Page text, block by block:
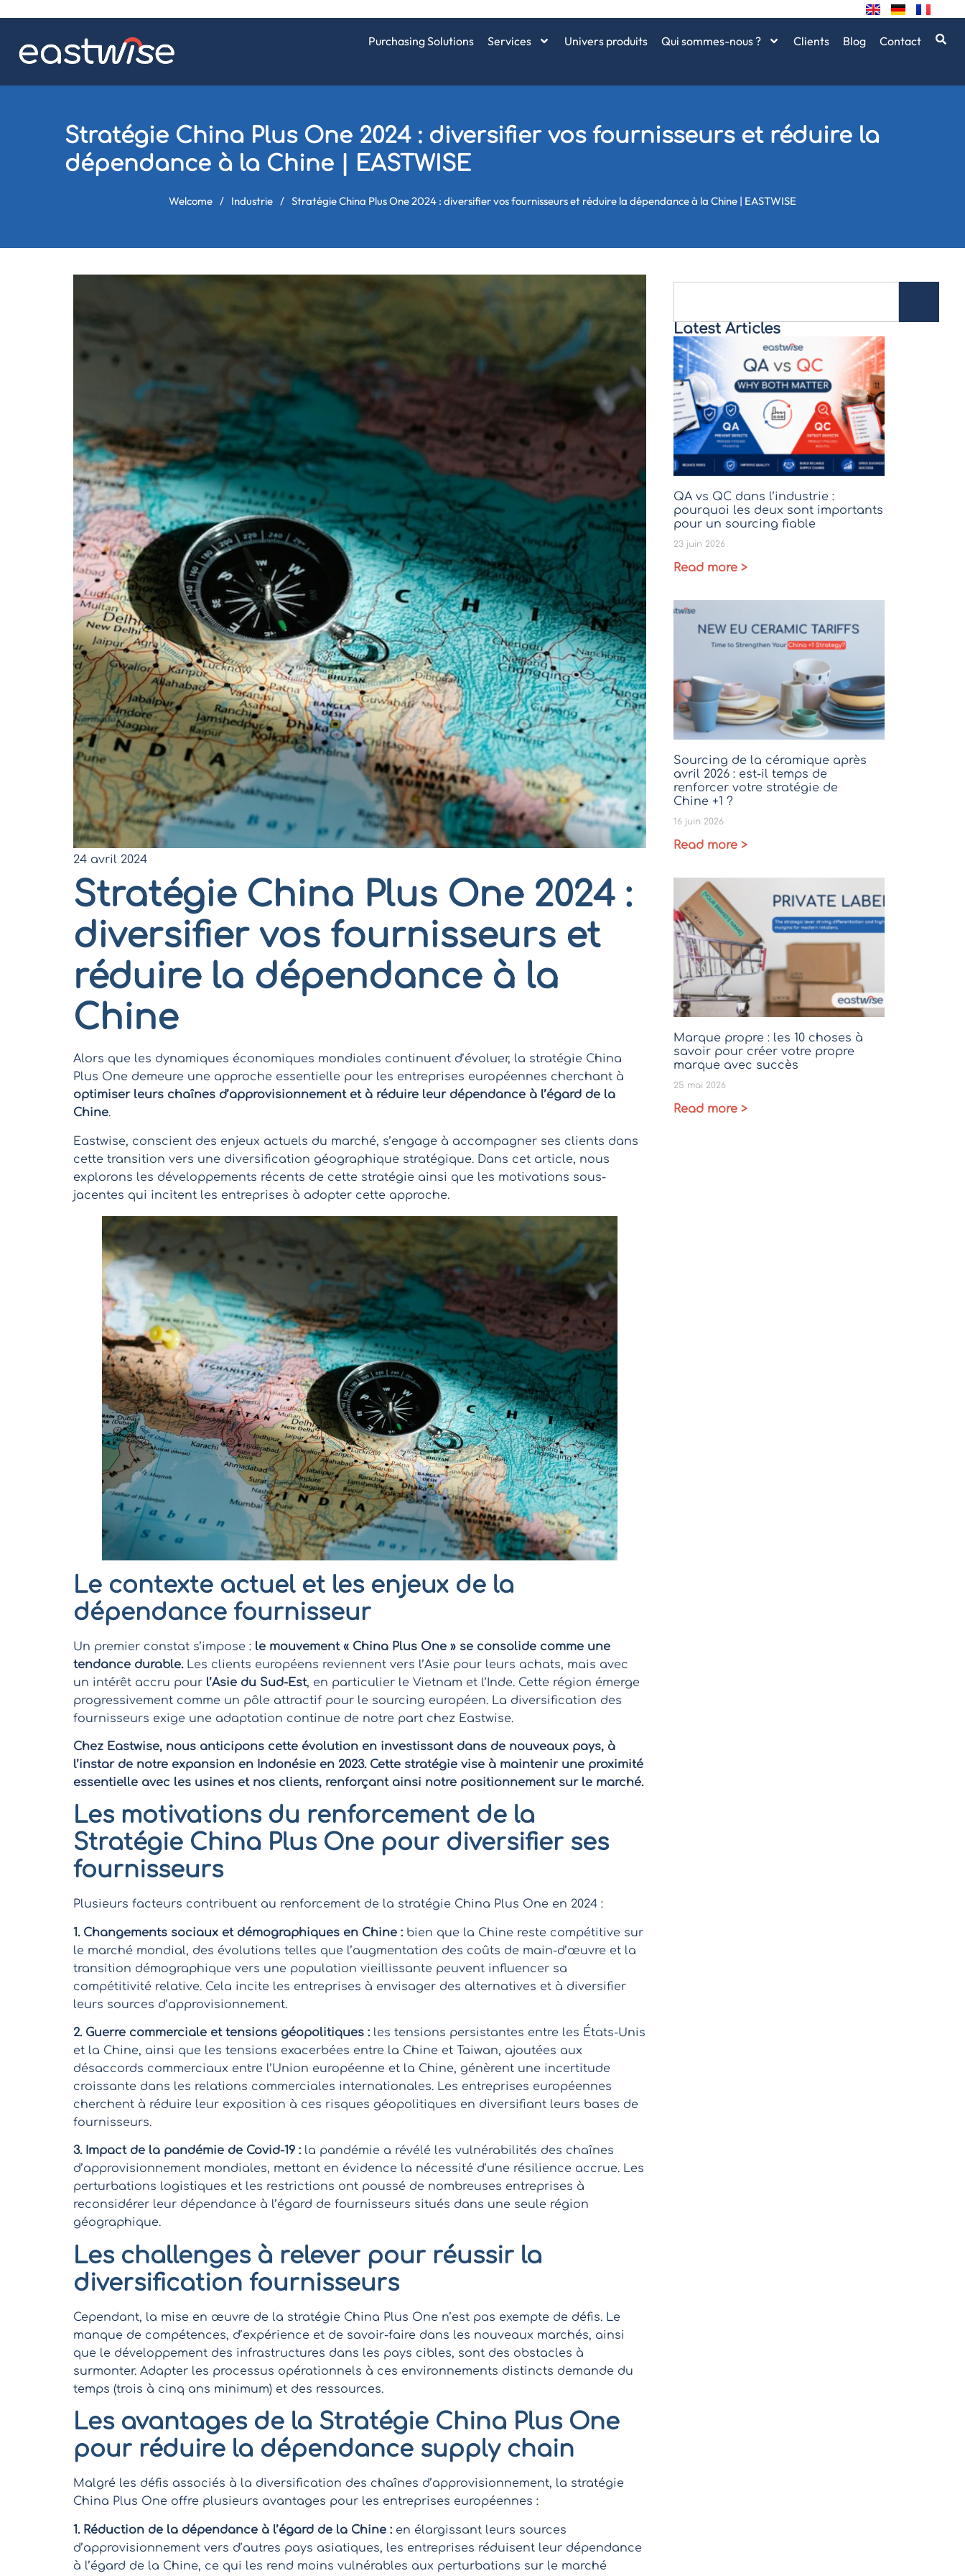
Purchasing Solutions Services Univers produits Qui sommes-nous ? Clients Blog Contact
Stratégie China Plus One 2024 : diversifier vos fournisseurs et réduire la
dépendance à la Chine | EASTWISE
Welcome / Industrie / Stratégie China Plus One 2024 : diversifier vos fournisseurs et réduire la dépendance à la Chine | EASTWISE
24 avril 2024
Stratégie China Plus One 2024 :
diversifier vos fournisseurs et
réduire la dépendance à la
Chine
Alors que les dynamiques économiques mondiales continuent d’évoluer, la stratégie China
Plus One demeure une approche essentielle pour les entreprises européennes cherchant à
optimiser leurs chaînes d’approvisionnement et à réduire leur dépendance à l’égard de la
Chine.
Eastwise, conscient des enjeux actuels du marché, s’engage à accompagner ses clients dans
cette transition vers une diversification géographique stratégique. Dans cet article, nous
explorons les développements récents de cette stratégie ainsi que les motivations sous-
jacentes qui incitent les entreprises à adopter cette approche.
Le contexte actuel et les enjeux de la
dépendance fournisseur
Un premier constat s’impose : le mouvement « China Plus One » se consolide comme une
tendance durable. Les clients européens reviennent vers l’Asie pour leurs achats, mais avec
un intérêt accru pour l’Asie du Sud-Est, en particulier le Vietnam et l’Inde. Cette région émerge
progressivement comme un pôle attractif pour le sourcing européen. La diversification des
fournisseurs exige une adaptation continue de notre part chez Eastwise.
Chez Eastwise, nous anticipons cette évolution en investissant dans de nouveaux pays, à
l’instar de notre expansion en Indonésie en 2023. Cette stratégie vise à maintenir une proximité
essentielle avec les usines et nos clients, renforçant ainsi notre positionnement sur le marché.
Les motivations du renforcement de la
Stratégie China Plus One pour diversifier ses
fournisseurs
Plusieurs facteurs contribuent au renforcement de la stratégie China Plus One en 2024 :
1. Changements sociaux et démographiques en Chine : bien que la Chine reste compétitive sur
le marché mondial, des évolutions telles que l’augmentation des coûts de main-d’œuvre et la
transition démographique vers une population vieillissante peuvent influencer sa
compétitivité relative. Cela incite les entreprises à envisager des alternatives et à diversifier
leurs sources d’approvisionnement.
2. Guerre commerciale et tensions géopolitiques : les tensions persistantes entre les États-Unis
et la Chine, ainsi que les tensions exacerbées entre la Chine et Taiwan, ajoutées aux
désaccords commerciaux entre l’Union européenne et la Chine, génèrent une incertitude
croissante dans les relations commerciales internationales. Les entreprises européennes
cherchent à réduire leur exposition à ces risques géopolitiques en diversifiant leurs bases de
fournisseurs.
3. Impact de la pandémie de Covid-19 : la pandémie a révélé les vulnérabilités des chaînes
d’approvisionnement mondiales, mettant en évidence la nécessité d’une résilience accrue. Les
perturbations logistiques et les restrictions ont poussé de nombreuses entreprises à
reconsidérer leur dépendance à l’égard de fournisseurs situés dans une seule région
géographique.
Les challenges à relever pour réussir la
diversification fournisseurs
Cependant, la mise en œuvre de la stratégie China Plus One n’est pas exempte de défis. Le
manque de compétences, d’expérience et de savoir-faire dans les nouveaux marchés, ainsi
que le développement des infrastructures dans les pays cibles, sont des obstacles à
surmonter. Adapter les processus opérationnels à ces environnements distincts demande du
temps (trois à cinq ans minimum) et des ressources.
Les avantages de la Stratégie China Plus One
pour réduire la dépendance supply chain
Malgré les défis associés à la diversification des chaînes d’approvisionnement, la stratégie
China Plus One offre plusieurs avantages pour les entreprises européennes :
1. Réduction de la dépendance à l’égard de la Chine : en élargissant leurs sources
d’approvisionnement vers d’autres pays asiatiques, les entreprises réduisent leur dépendance
à l’égard de la Chine, ce qui les rend moins vulnérables aux perturbations sur le marché
Latest Articles
QA vs QC dans l’industrie :
pourquoi les deux sont importants
pour un sourcing fiable
23 juin 2026
Read more >
Sourcing de la céramique après
avril 2026 : est-il temps de
renforcer votre stratégie de
Chine +1 ?
16 juin 2026
Read more >
Marque propre : les 10 choses à
savoir pour créer votre propre
marque avec succès
25 mai 2026
Read more >